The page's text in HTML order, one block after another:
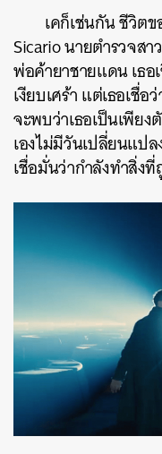
เคก็เช่นกัน ชีวิต
Sicario นายตำรวจส
พ่อค้ายาชายแดน เธอ
เงียบเศร้า แต่เธอเชื่
จะพบว่าเธอเป็นเพีย
เองไม่มีวันเปลี่ยนแป
เชื่อมั่นว่ากำลังทำสิ่งที่